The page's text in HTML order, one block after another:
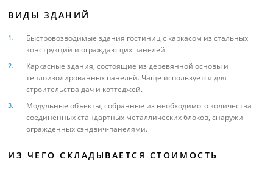
ВИДЫ ЗДАНИЙ
Быстровозводимые здания гостиниц с каркасом из стальных
конструкций и ограждающих панелей.
Каркасные здания, состоящие из деревянной основы и
теплоизолированных панелей. Чаще используется для
строительства дач и коттеджей.
Модульные объекты, собранные из необходимого количества
соединенных стандартных металлических блоков, снаружи
огражденных сэндвич-панелями.
ИЗ ЧЕГО СКЛАДЫВАЕТСЯ СТОИМОСТЬ